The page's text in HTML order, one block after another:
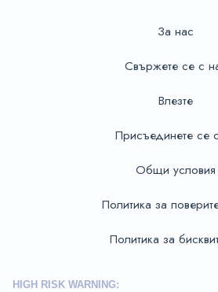
За нас
Свържете се с
Влезте
Присъединете се
Общи условия
Политика за
Политика за